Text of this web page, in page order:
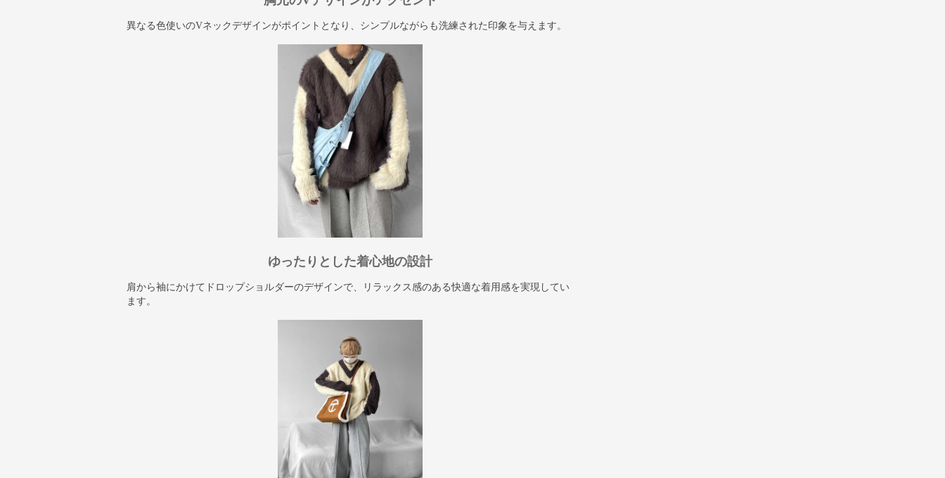
異なる色使いのVネックデザインがポイントとなり、シンプルながらも洗練された印象を与えます。
ゆったりとした着心地の設計
肩から袖にかけてドロップショルダーのデザインで、リラックス感のある快適な着用感を実現してい
ます。